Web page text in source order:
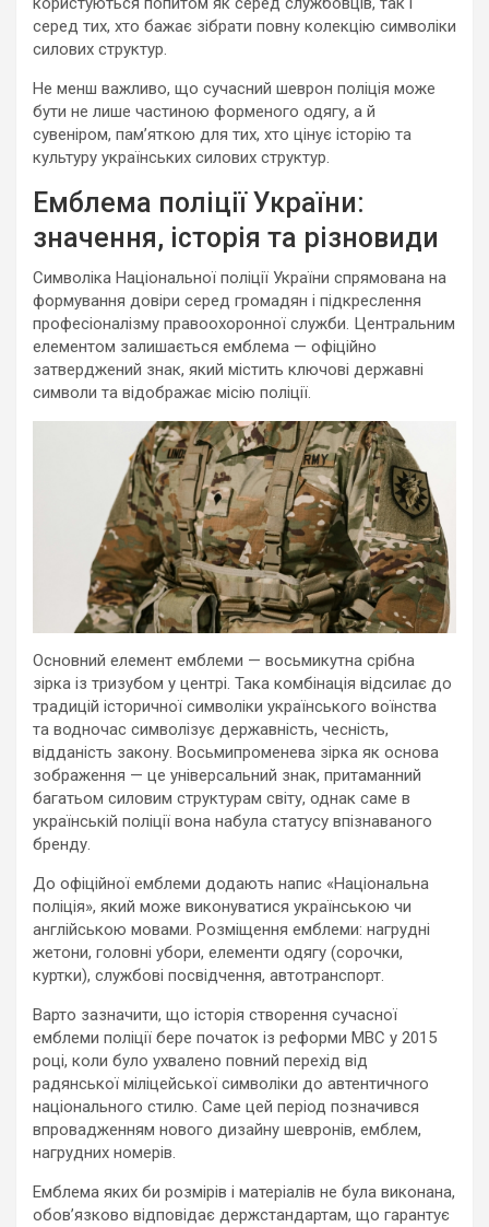
серед тих, хто бажає зібрати повну колекцію символіки
силових структур.
Не менш важливо, що сучасний шеврон поліція може
бути не лише частиною форменого одягу, а й
сувеніром, пам’яткою для тих, хто цінує історію та
культуру українських силових структур.
Емблема поліції України:
значення, історія та різновиди
Символіка Національної поліції України спрямована на
формування довіри серед громадян і підкреслення
професіоналізму правоохоронної служби. Центральним
елементом залишається емблема — офіційно
затверджений знак, який містить ключові державні
символи та відображає місію поліції.
Основний елемент емблеми — восьмикутна срібна
зірка із тризубом у центрі. Така комбінація відсилає до
традицій історичної символіки українського воїнства
та водночас символізує державність, чесність,
відданість закону. Восьмипроменева зірка як основа
зображення — це універсальний знак, притаманний
багатьом силовим структурам світу, однак саме в
українській поліції вона набула статусу впізнаваного
бренду.
До офіційної емблеми додають напис «Національна
поліція», який може виконуватися українською чи
англійською мовами. Розміщення емблеми: нагрудні
жетони, головні убори, елементи одягу (сорочки,
куртки), службові посвідчення, автотранспорт.
Варто зазначити, що історія створення сучасної
емблеми поліції бере початок із реформи МВС у 2015
році, коли було ухвалено повний перехід від
радянської міліцейської символіки до автентичного
національного стилю. Саме цей період позначився
впровадженням нового дизайну шевронів, емблем,
нагрудних номерів.
Емблема яких би розмірів і матеріалів не була виконана,
обов’язково відповідає держстандартам, що гарантує